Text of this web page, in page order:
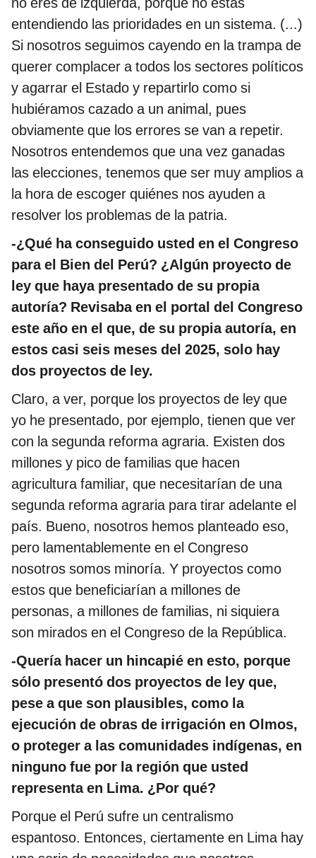
entendiendo las prioridades en un sistema. (...)
Si nosotros seguimos cayendo en la trampa de
querer complacer a todos los sectores políticos
y agarrar el Estado y repartirlo como si
hubiéramos cazado a un animal, pues
obviamente que los errores se van a repetir.
Nosotros entendemos que una vez ganadas
las elecciones, tenemos que ser muy amplios a
la hora de escoger quiénes nos ayuden a
resolver los problemas de la patria.
-¿Qué ha conseguido usted en el Congreso
para el Bien del Perú? ¿Algún proyecto de
ley que haya presentado de su propia
autoría? Revisaba en el portal del Congreso
este año en el que, de su propia autoría, en
estos casi seis meses del 2025, solo hay
dos proyectos de ley.
Claro, a ver, porque los proyectos de ley que
yo he presentado, por ejemplo, tienen que ver
con la segunda reforma agraria. Existen dos
millones y pico de familias que hacen
agricultura familiar, que necesitarían de una
segunda reforma agraria para tirar adelante el
país. Bueno, nosotros hemos planteado eso,
pero lamentablemente en el Congreso
nosotros somos minoría. Y proyectos como
estos que beneficiarían a millones de
personas, a millones de familias, ni siquiera
son mirados en el Congreso de la República.
-Quería hacer un hincapié en esto, porque
sólo presentó dos proyectos de ley que,
pese a que son plausibles, como la
ejecución de obras de irrigación en Olmos,
o proteger a las comunidades indígenas, en
ninguno fue por la región que usted
representa en Lima. ¿Por qué?
Porque el Perú sufre un centralismo
espantoso. Entonces, ciertamente en Lima hay